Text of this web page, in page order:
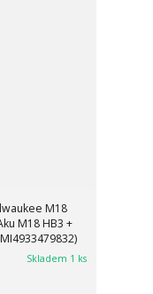
M18
M18 HB3 +
Skladem 1 ks